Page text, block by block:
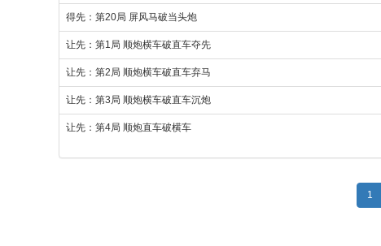
得先：第20局 屏风马破当头炮
让先：第1局 顺炮横车破直车夺先
让先：第2局 顺炮横车破直车弃马
让先：第3局 顺炮横车破直车沉炮
让先：第4局 顺炮直车破横车
1